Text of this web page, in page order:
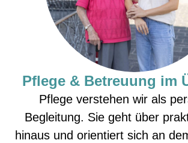
Pflege & Betreuung im
Pflege verstehen wir als
Begleitung. Sie geht über
hinaus und orientiert sich an